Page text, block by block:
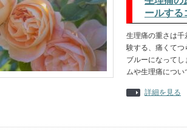
ールする
生理痛の重さは
験する、痛くて
ブルーになって
ムや生理痛につ
詳細を見る